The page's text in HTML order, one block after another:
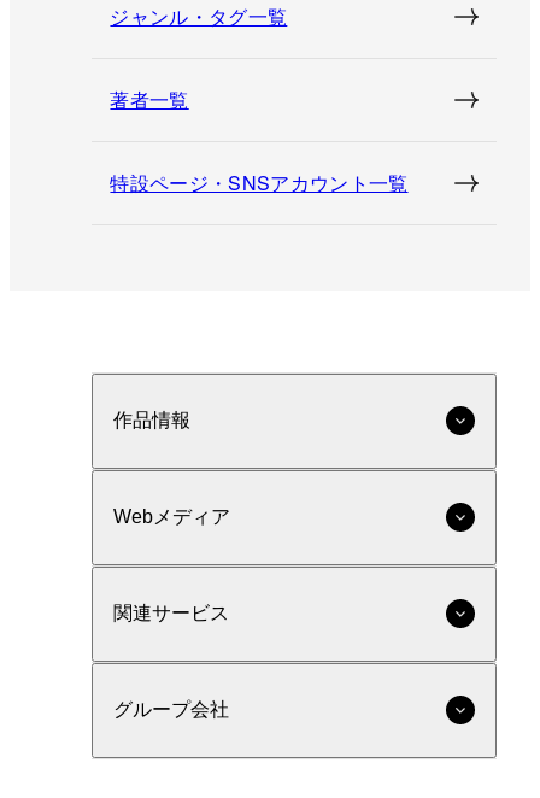
ジャンル・タグ一覧
著者一覧
特設ページ・SNSアカウント一覧
作品情報
Webメディア
関連サービス
グループ会社